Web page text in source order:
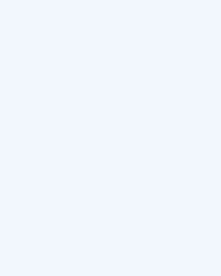
onlarca eğitim seni bekliyor!